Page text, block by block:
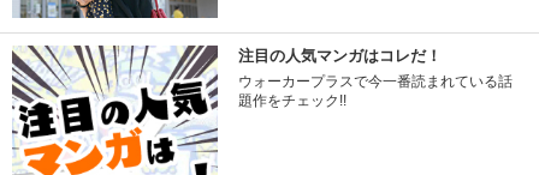
注目の人気マンガはコレだ！
ウォーカープラスで今一番読まれている話
題作をチェック!!